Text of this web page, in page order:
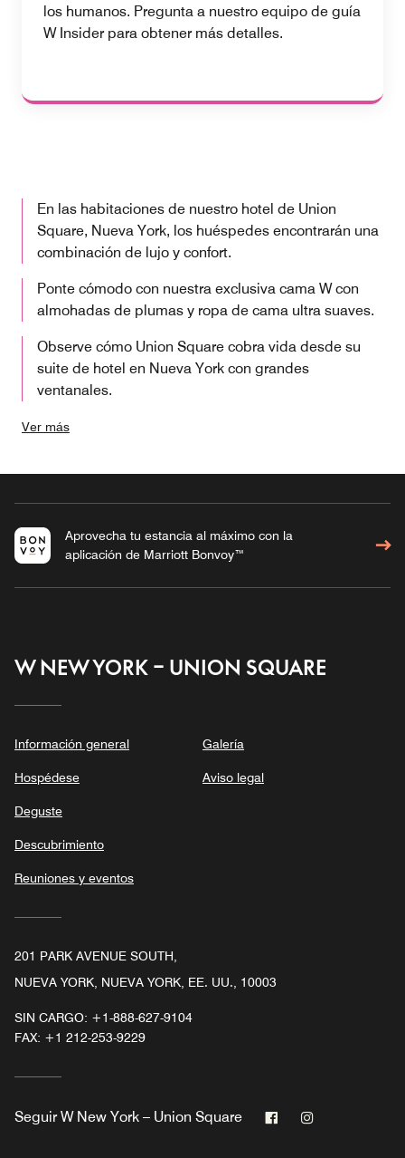
los humanos. Pregunta a nuestro equipo de guía
W Insider para obtener más detalles.
En las habitaciones de nuestro hotel de Union
Square, Nueva York, los huéspedes encontrarán una
combinación de lujo y confort.
Ponte cómodo con nuestra exclusiva cama W con
almohadas de plumas y ropa de cama ultra suaves.
Observe cómo Union Square cobra vida desde su
suite de hotel en Nueva York con grandes
ventanales.
Ver más
Aprovecha tu estancia al máximo con la
aplicación de Marriott Bonvoy™
W NEW YORK – UNION SQUARE
Información general
Hospédese
Deguste
Descubrimiento
Reuniones y eventos
Galería
Aviso legal
201 PARK AVENUE SOUTH,
NUEVA YORK, NUEVA YORK, EE. UU., 10003
SIN CARGO: +1-888-627-9104
FAX: +1 212-253-9229
Seguir W New York – Union Square Facebook